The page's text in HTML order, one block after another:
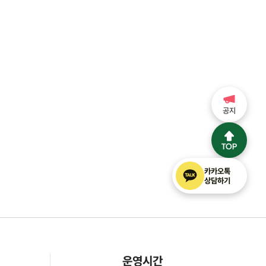
운영시간
공지
카카오톡
상담하기